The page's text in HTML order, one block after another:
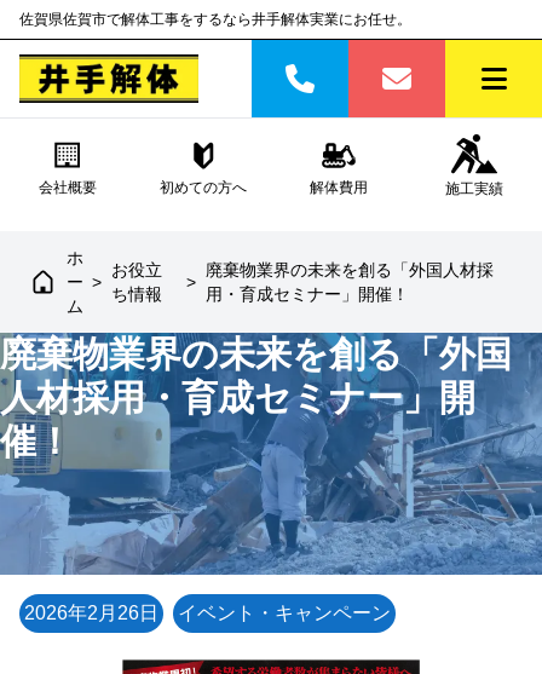
佐賀県佐賀市で解体工事をするなら井手解体実業にお任せ。
会社概要 初めての方へ 解体費用 施工実績
ホ
ー
ム
>
お役立
ち情報
>
廃棄物業界の未来を創る「外国人材採
用・育成セミナー」開催！
廃棄物業界の未来を創る「外国
人材採用・育成セミナー」開
催！
2026年2月26日 イベント・キャンペーン